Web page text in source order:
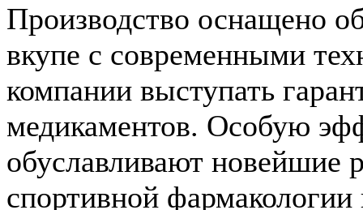
Производство оснащено
вкупе с современными
компании выступать
медикаментов. Особую
обуславливают новейшие
спортивной фармакологии